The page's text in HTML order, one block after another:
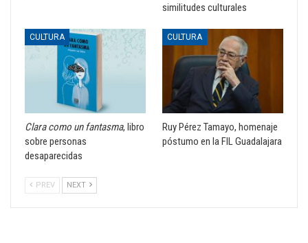
similitudes culturales
CULTURA
Clara como un fantasma, libro
sobre personas
desaparecidas
CULTURA
Ruy Pérez Tamayo, homenaje
póstumo en la FIL Guadalajara
PREV NEXT